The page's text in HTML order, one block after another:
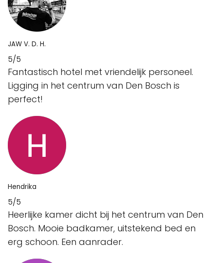
JAW V. D. H.
5/5
Fantastisch hotel met vriendelijk personeel.
Ligging in het centrum van Den Bosch is
perfect!
Hendrika
5/5
Heerlijke kamer dicht bij het centrum van Den
Bosch. Mooie badkamer, uitstekend bed en
erg schoon. Een aanrader.